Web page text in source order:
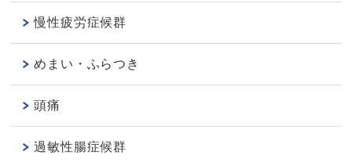
慢性疲労症候群
めまい・ふらつき
頭痛
過敏性腸症候群